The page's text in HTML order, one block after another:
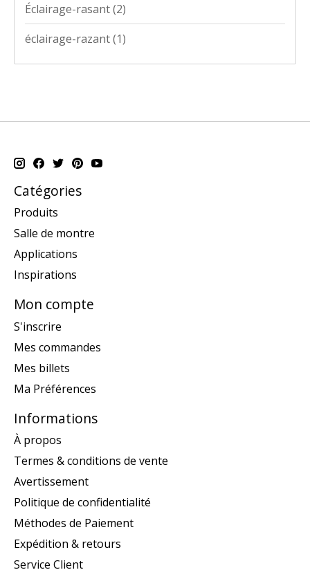
Éclairage-rasant(2)
éclairage-razant(1)
Catégories
Produits
Salle de montre
Applications
Inspirations
Mon compte
S'inscrire
Mes commandes
Mes billets
Ma Préférences
Informations
À propos
Termes & conditions de vente
Avertissement
Politique de confidentialité
Méthodes de Paiement
Expédition & retours
Service Client